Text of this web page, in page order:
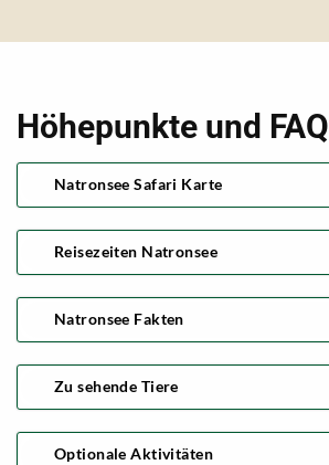
Höhepunkte und FAQ
Natronsee Safari Karte
Reisezeiten Natronsee
Natronsee Fakten
Zu sehende Tiere
Optionale Aktivitäten